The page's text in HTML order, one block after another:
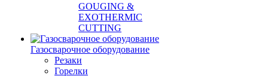
GOUGING &
EXOTHERMIC
CUTTING
Газосварочное оборудование
Резаки
Горелки